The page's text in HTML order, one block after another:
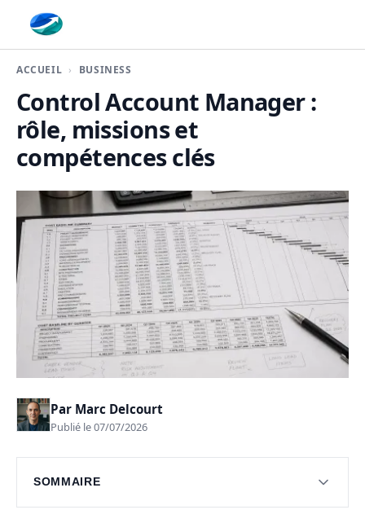
ACCUEIL BUSINESS
Control Account Manager :
rôle, missions et
compétences clés
Par Marc Delcourt
Publié le 07/07/2026
SOMMAIRE
Comprendre le rôle du Control Account